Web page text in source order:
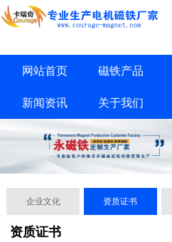
网站首页 磁铁产品
新闻资讯 关于我们
企业文化 资质证书
资质证书